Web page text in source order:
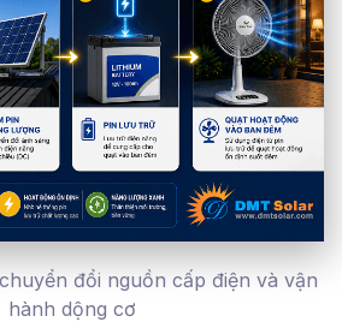
đổi nguồn cấp điện và vận
hành dộng cơ